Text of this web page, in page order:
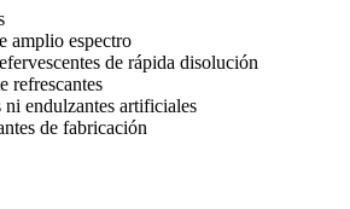
amplio espectro
de rápida disolución
refrescantes
ni endulzantes artificiales
de fabricación